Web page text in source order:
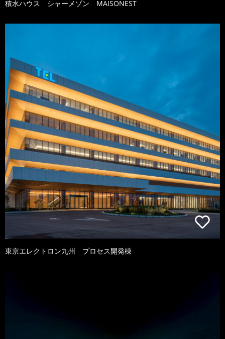
積水ハウス シャーメゾン MAISONEST
東京エレクトロン九州 プロセス開発棟